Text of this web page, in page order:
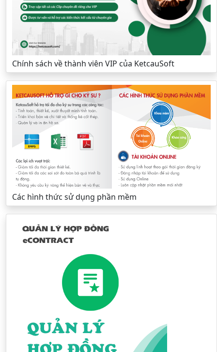
Chính sách về thành viên VIP của KetcauSoft
Các hình thức sử dụng phần mềm